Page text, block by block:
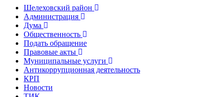
Шелеховский район
Администрация
Дума
Общественность
Подать обращение
Правовые акты
Муниципальные услуги
Антикоррупционная деятельность
КРП
Новости